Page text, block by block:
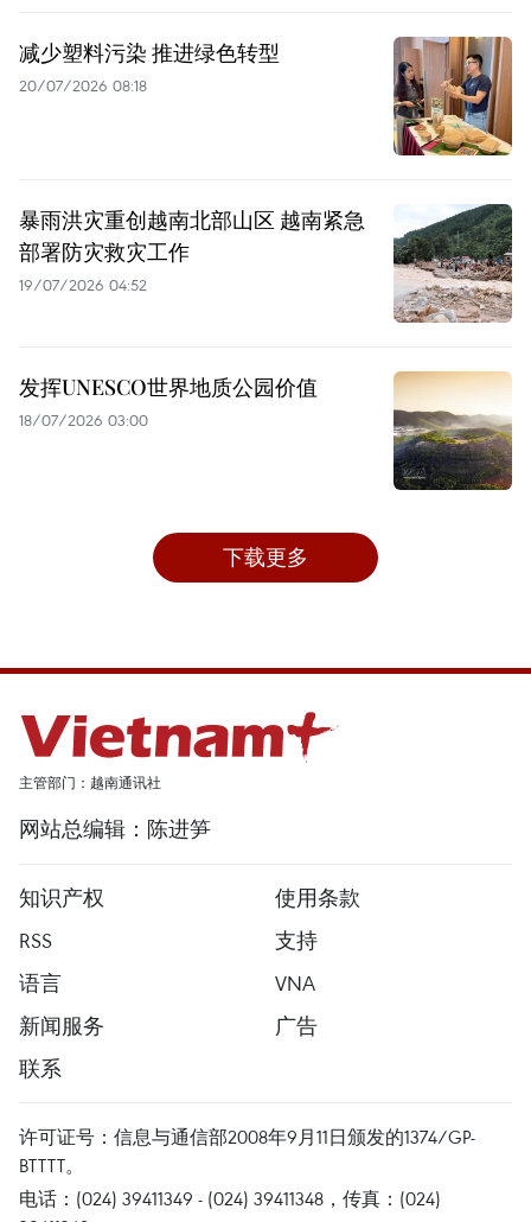
减少塑料污染 推进绿色转型
20/07/2026 08:18
暴雨洪灾重创越南北部山区 越南紧急
部署防灾救灾工作
19/07/2026 04:52
发挥UNESCO世界地质公园价值
18/07/2026 03:00
下载更多
主管部门：越南通讯社
网站总编辑：陈进笋
知识产权
使用条款
RSS
支持
语言
VNA
新闻服务
广告
联系
许可证号：信息与通信部2008年9月11日颁发的1374/GP-
BTTTT。
电话：(024) 39411349 - (024) 39411348，传真：(024)